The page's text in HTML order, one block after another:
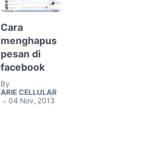
Cara
menghapus
pesan di
facebook
By
ARIE CELLULAR
• 04 Nov, 2013